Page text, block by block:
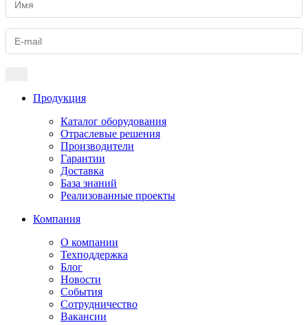
Продукция
Каталог оборудования
Отраслевые решения
Производители
Гарантии
Доставка
База знаний
Реализованные проекты
Компания
О компании
Техподдержка
Блог
Новости
События
Сотрудничество
Вакансии